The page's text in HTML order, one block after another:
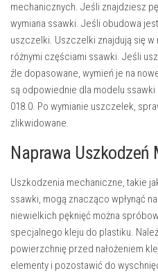
mechanicznych. Jeśli znajdziesz
wymiana ssawki. Jeśli obudowa
uszczelki. Uszczelki znajdują się
różnymi częściami ssawki. Jeśli
źle dopasowane, wymień je na
są odpowiednie dla modelu ssawki
018.0. Po wymianie uszczelek,
zlikwidowane.
Naprawa Uszkodzeń
Uszkodzenia mechaniczne, takie
ssawki, mogą znacząco wpłynąć
niewielkich pęknięć można
specjalnego kleju do plastiku.
powierzchnię przed nałożeniem
elementy i pozostawić do